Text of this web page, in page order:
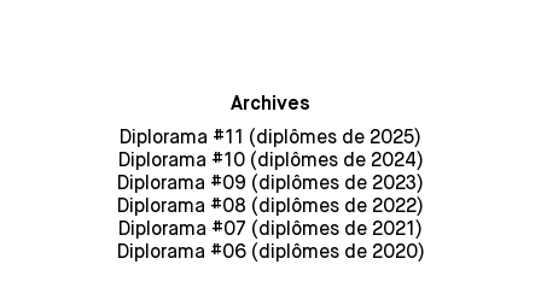
Archives
Diplorama #11 (diplômes de 2025)
Diplorama #10 (diplômes de 2024)
Diplorama #09 (diplômes de 2023)
Diplorama #08 (diplômes de 2022)
Diplorama #07 (diplômes de 2021)
Diplorama #06 (diplômes de 2020)